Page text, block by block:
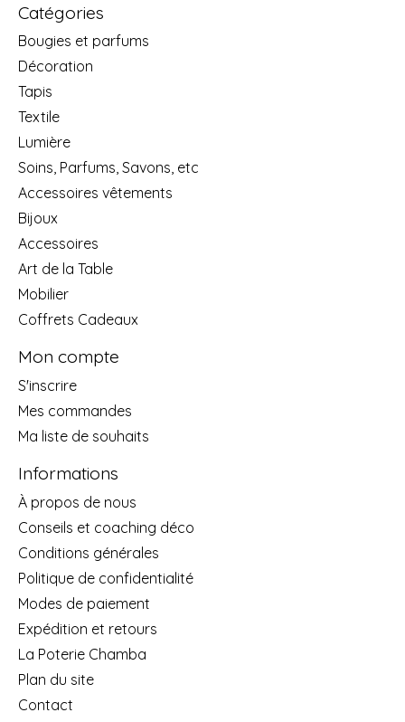
Catégories
Bougies et parfums
Décoration
Tapis
Textile
Lumière
Soins, Parfums, Savons, etc
Accessoires vêtements
Bijoux
Accessoires
Art de la Table
Mobilier
Coffrets Cadeaux
Mon compte
S'inscrire
Mes commandes
Ma liste de souhaits
Informations
À propos de nous
Conseils et coaching déco
Conditions générales
Politique de confidentialité
Modes de paiement
Expédition et retours
La Poterie Chamba
Plan du site
Contact